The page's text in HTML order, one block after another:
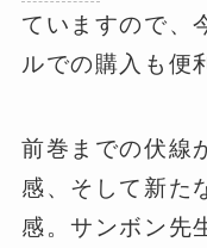
ていますので、
ルでの購入も便
前巻までの伏線
感、そして新た
感。サンボン先